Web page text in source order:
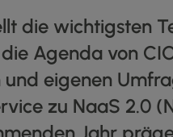
die wichtigsten
Agenda von
eigenen
zu NaaS 2.0